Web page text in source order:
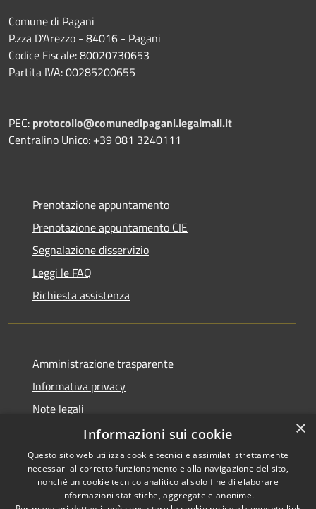
Comune di Pagani
P.zza D'Arezzo - 84016 - Pagani
Codice Fiscale: 80020730653
Partita IVA: 00285200655
PEC: protocollo@comunedipagani.legalmail.it
Centralino Unico: +39 081 3240111
Prenotazione appuntamento
Prenotazione appuntamento CIE
Segnalazione disservizio
Leggi le FAQ
Richiesta assistenza
Amministrazione trasparente
Informativa privacy
Note legali
Dichiarazione di accessibilità
RSS Copyright © 2026 • Comune di
×
Informazioni sui cookie
Questo sito web utilizza cookie tecnici e assimilati strettamente
necessari al corretto funzionamento e alla navigazione del sito,
nonché un cookie tecnico analitico al solo fine di elaborare
informazioni statistiche, aggregate e anonime.